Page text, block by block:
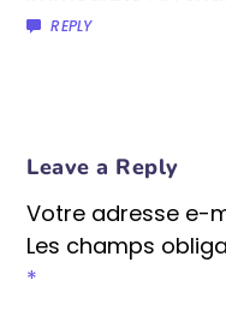
REPLY
Leave a Reply
Votre adresse e-
Les champs
*